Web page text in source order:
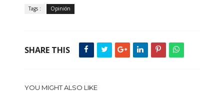
Tags : Opinión
SHARE THIS
YOU MIGHT ALSO LIKE